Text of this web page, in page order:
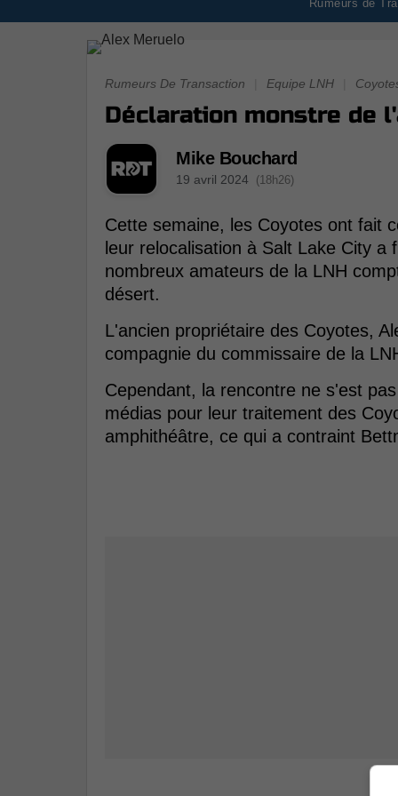
Rumeurs de
Rumeurs De Transaction Equipe LNH
Déclaration monstre de
Mike Bouchard
19 avril 2024 (18h26)
Cette semaine, les Coyotes ont fait
leur relocalisation à Salt Lake City
nombreux amateurs de la LNH
désert.
L'ancien propriétaire des Coyotes,
compagnie du commissaire de la
Cependant, la rencontre ne s'est
médias pour leur traitement des
amphithéâtre, ce qui a contraint